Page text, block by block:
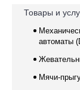
Товары и
автоматы
Мячи-